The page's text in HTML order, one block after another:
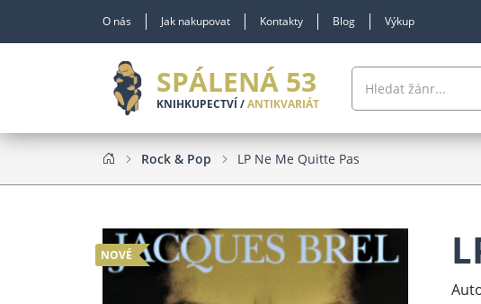
O nás Jak nakupovat Kontakty Blog Výkup
SPÁLENÁ 53
KNIHKUPECTVÍ /ANTIKVARIÁT
Rock & Pop LP Ne Me Quitte Pas
NOVÉ